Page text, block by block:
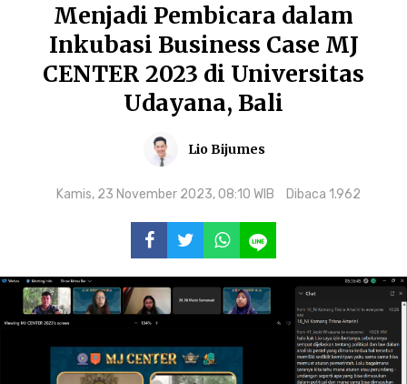
Menjadi Pembicara dalam
Inkubasi Business Case MJ
CENTER 2023 di Universitas
Udayana, Bali
Lio Bijumes
Kamis, 23 November 2023, 08:10 WIB Dibaca 1.962